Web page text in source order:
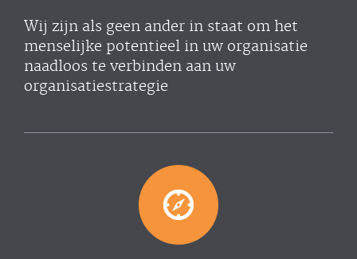
Wij zijn als geen ander in staat om het
menselijke potentieel in uw organisatie
naadloos te verbinden aan uw
organisatiestrategie